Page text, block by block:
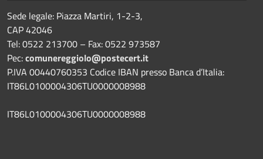
Sede legale: Piazza Martiri, 1-2-3,
CAP 42046
Tel: 0522 213700 – Fax: 0522 973587
Pec:comunereggiolo@postecert.it
P.IVA 00440760353 Codice IBAN presso Banca d’Italia:
IT86L0100004306TU0000008988
IT86L0100004306TU0000008988